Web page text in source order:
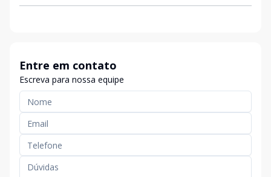
Entre em contato
Escreva para nossa equipe